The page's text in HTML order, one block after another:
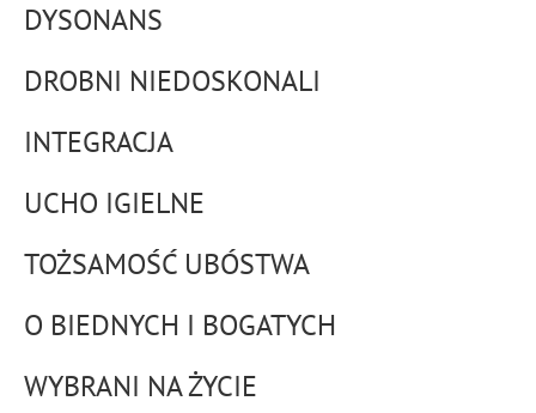
DYSONANS
DROBNI NIEDOSKONALI
INTEGRACJA
UCHO IGIELNE
TOŻSAMOŚĆ UBÓSTWA
O BIEDNYCH I BOGATYCH
WYBRANI NA ŻYCIE